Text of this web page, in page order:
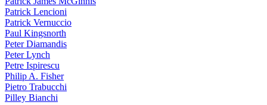
Patrick Lencioni
Patrick Vernuccio
Paul Kingsnorth
Peter Diamandis
Peter Lynch
Petre Ispirescu
Philip A. Fisher
Pietro Trabucchi
Pilley Bianchi